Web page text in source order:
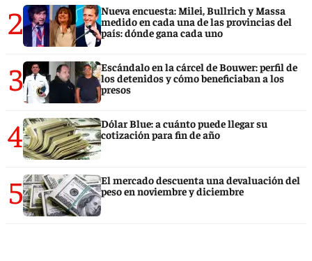
2
Nueva encuesta: Milei, Bullrich y Massa
medido en cada una de las provincias del
país: dónde gana cada uno
3
Escándalo en la cárcel de Bouwer: perfil de
los detenidos y cómo beneficiaban a los
presos
4
Dólar Blue: a cuánto puede llegar su
cotización para fin de año
5
El mercado descuenta una devaluación del
peso en noviembre y diciembre